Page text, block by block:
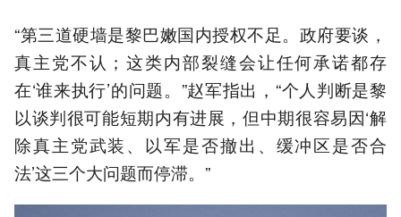
“第三道硬墙是黎巴嫩国内授权不足。政府要谈，
真主党不认；这类内部裂缝会让任何承诺都存
在‘谁来执行’的问题。”赵军指出，“个人判断是黎
以谈判很可能短期内有进展，但中期很容易因‘解
除真主党武装、以军是否撤出、缓冲区是否合
法’这三个大问题而停滞。”